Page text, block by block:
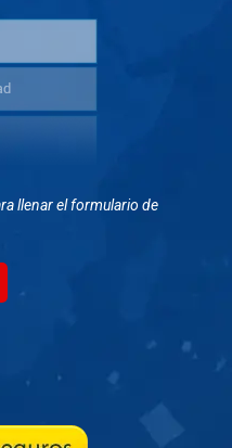
llenar el formulario de